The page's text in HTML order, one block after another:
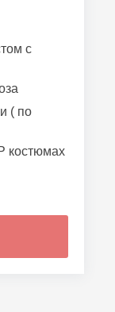
с
( по
костюмах